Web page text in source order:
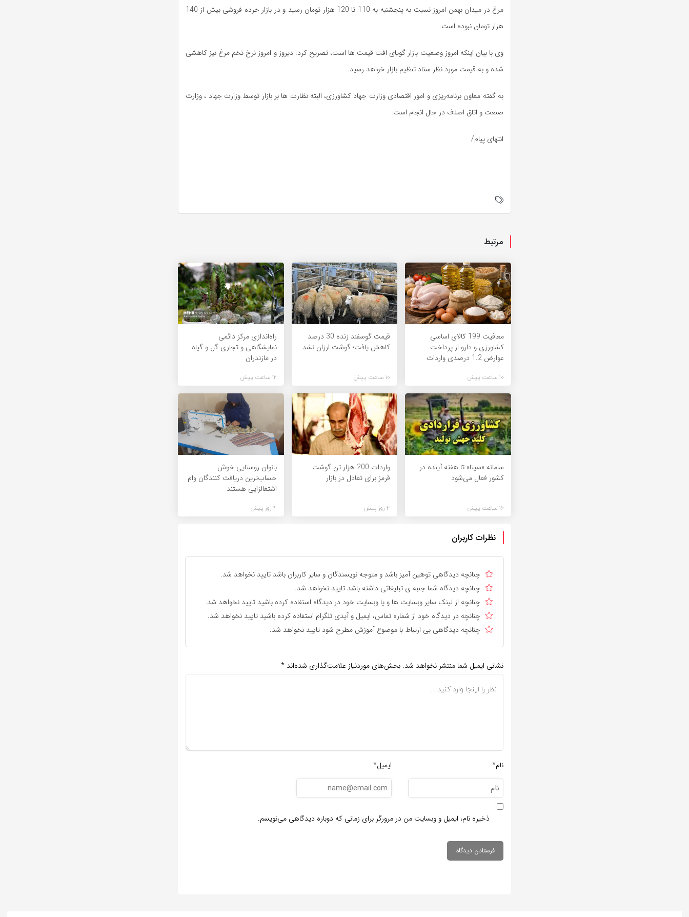
مرغ در میدان بهمن امروز نسبت به پنجشنبه به 110 تا 120 هزار تومان رسید و در بازار خرده فروشی بیش از 140
هزار تومان نبوده است.
وی با بیان اینکه امروز وضعیت بازار گویای افت قیمت ها است، تصریح کرد: دیروز و امروز نرخ تخم مرغ نیز کاهشی
شده و به قیمت مورد نظر ستاد تنظیم بازار خواهد رسید.
به گفته معاون برنامه‌ریزی و امور اقتصادی وزارت جهاد کشاورزی، البته نظارت ها بر بازار توسط وزارت جهاد ، وزارت
صنعت و اتاق اصناف در حال انجام است.
انتهای پیام/
مرتبط
معافیت 199 کالای اساسی
کشاورزی و دارو از پرداخت
عوارض 1.2 درصدی واردات
10 ساعت پیش
قیمت گوسفند زنده 30 درصد
کاهش یافت؛ گوشت ارزان نشد
10 ساعت پیش
راه‌اندازی مرکز دائمی
نمایشگاهی و تجاری گل و گیاه
در مازندران
12 ساعت پیش
سامانه «سیتا» تا هفته آینده در
کشور فعال می‌شود
16 ساعت پیش
واردات 200 هزار تن گوشت
قرمز برای تعادل در بازار
4 روز پیش
بانوان روستایی خوش
حساب‌ترین دریافت کنندگان وام‌
اشتغالزایی هستند
4 روز پیش
نظرات کاربران
چنانچه دیدگاهی توهین آمیز باشد و متوجه نویسندگان و سایر کاربران باشد تایید نخواهد شد.
چنانچه دیدگاه شما جنبه ی تبلیغاتی داشته باشد تایید نخواهد شد.
چنانچه از لینک سایر وبسایت ها و یا وبسایت خود در دیدگاه استفاده کرده باشید تایید نخواهد شد.
چنانچه در دیدگاه خود از شماره تماس، ایمیل و آیدی تلگرام استفاده کرده باشید تایید نخواهد شد.
چنانچه دیدگاهی بی ارتباط با موضوع آموزش مطرح شود تایید نخواهد شد.
نشانی ایمیل شما منتشر نخواهد شد. بخش‌های موردنیاز علامت‌گذاری شده‌اند *
نام* ایمیل*
ذخیره نام، ایمیل و وبسایت من در مرورگر برای زمانی که دوباره دیدگاهی می‌نویسم.